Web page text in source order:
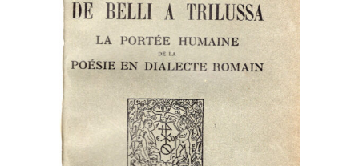
criminaloide
quantity